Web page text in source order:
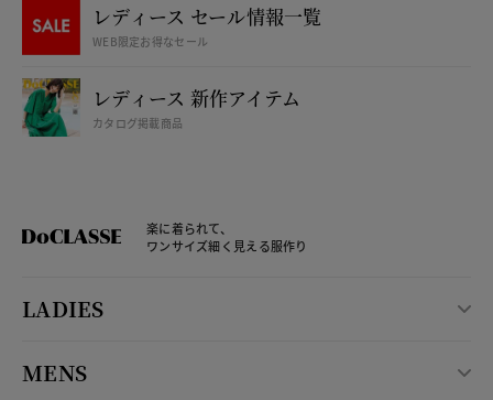
レディース セール情報一覧
WEB限定お得なセール
レディース 新作アイテム
カタログ掲載商品
楽に着られて、
ワンサイズ細く見える服作り
LADIES
MENS